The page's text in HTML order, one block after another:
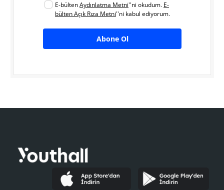
E-bültenAydınlatma Metni''ni okudum. E-
bülten Açık Rıza Metni''ni kabul ediyorum.
Abone Ol